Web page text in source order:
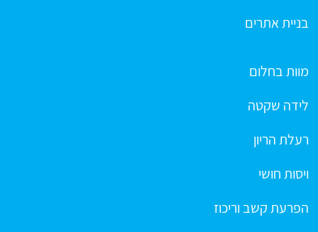
בניית אתרים
מוות בחלום
לידה שקטה
רעלת הריון
ויסות חושי
הפרעת קשב וריכוז